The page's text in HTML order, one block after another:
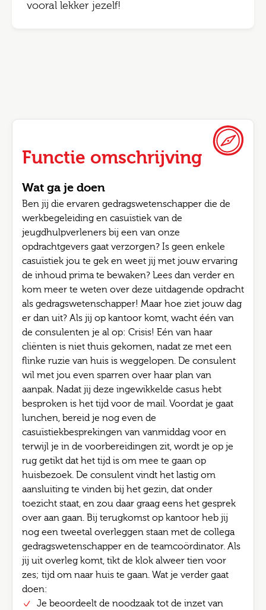
vooral lekker jezelf!
Functie omschrijving
Wat ga je doen
Ben jij die ervaren gedragswetenschapper die de
werkbegeleiding en casuïstiek van de
jeugdhulpverleners bij een van onze
opdrachtgevers gaat verzorgen? Is geen enkele
casuïstiek jou te gek en weet jij met jouw ervaring
de inhoud prima te bewaken? Lees dan verder en
kom meer te weten over deze uitdagende opdracht
als gedragswetenschapper! Maar hoe ziet jouw dag
er dan uit? Als jij op kantoor komt, wacht één van
de consulenten je al op: Crisis! Eén van haar
cliënten is niet thuis gekomen, nadat ze met een
flinke ruzie van huis is weggelopen. De consulent
wil met jou even sparren over haar plan van
aanpak. Nadat jij deze ingewikkelde casus hebt
besproken is het tijd voor de mail. Voordat je gaat
lunchen, bereid je nog even de
casuïstiekbesprekingen van vanmiddag voor en
terwijl je in de voorbereidingen zit, wordt je op je
rug getikt dat het tijd is om mee te gaan op
huisbezoek. De consulent vindt het lastig om
aansluiting te vinden bij het gezin, dat onder
toezicht staat, en zou daar graag eens het gesprek
over aan gaan. Bij terugkomst op kantoor heb jij
nog een tweetal overleggen staan met de collega
gedragswetenschapper en de teamcoördinator. Als
jij uit overleg komt, tikt de klok alweer tien voor
zes; tijd om naar huis te gaan. Wat je verder gaat
doen:
Je beoordeelt de noodzaak tot de inzet van